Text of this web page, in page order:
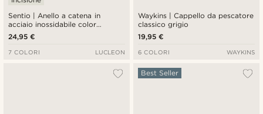
Sentio | Anello a catena in
acciaio inossidabile color
argento
24,95 €
7 COLORI LUCLEON
Waykins | Cappello da pescatore
classico grigio
19,95 €
6 COLORI WAYKINS
Best Seller